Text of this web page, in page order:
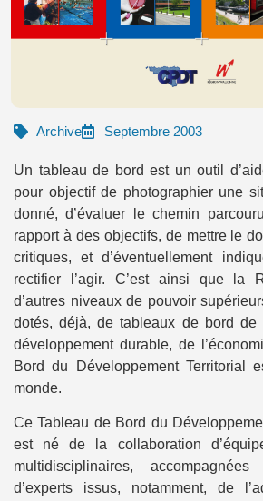
Archive Septembre 2003
Un tableau de bord est un outil
pour objectif de photographier une
donné, d’évaluer le chemin
rapport à des objectifs, de mettre le
critiques, et d’éventuellement
rectifier l’agir. C’est ainsi que la
d’autres niveaux de pouvoir
dotés, déjà, de tableaux de bord de
développement durable, de
Bord du Développement Territorial
monde.
Ce Tableau de Bord du
est né de la collaboration
multidisciplinaires,
d’experts issus, notamment, de